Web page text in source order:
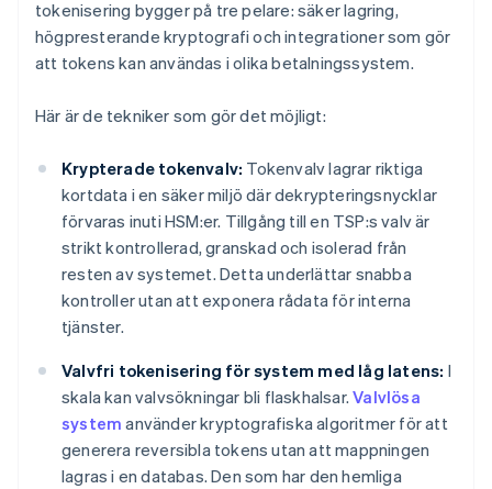
tokenisering bygger på tre pelare: säker lagring,
högpresterande kryptografi och integrationer som gör
att tokens kan användas i olika betalningssystem.
Här är de tekniker som gör det möjligt:
Krypterade tokenvalv: Tokenvalv lagrar riktiga
kortdata i en säker miljö där dekrypteringsnycklar
förvaras inuti HSM:er. Tillgång till en TSP:s valv är
strikt kontrollerad, granskad och isolerad från
resten av systemet. Detta underlättar snabba
kontroller utan att exponera rådata för interna
tjänster.
Valvfri tokenisering för system med låg latens: I
skala kan valvsökningar bli flaskhalsar.Valvlösa
system använder kryptografiska algoritmer för att
generera reversibla tokens utan att mappningen
lagras i en databas. Den som har den hemliga